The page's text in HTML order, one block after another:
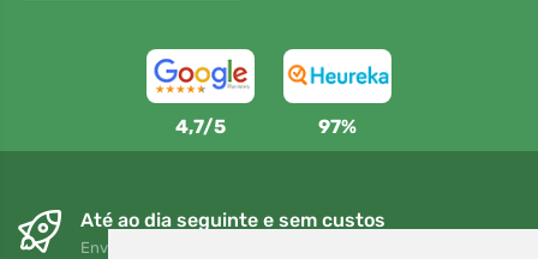
4,7/5 97%
Até ao dia seguinte e sem custos
Envio gratuito para encomendas superiores a 80 EUR